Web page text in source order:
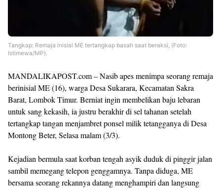
Tangkap: Remaja inisial ME tertangkap basah saat beraksi, (Foto:
Istimewa/MP).
MANDALIKAPOST.com – Nasib apes menimpa seorang remaja
berinisial ME (16), warga Desa Sukarara, Kecamatan Sakra
Barat, Lombok Timur. Berniat ingin membelikan baju lebaran
untuk sang kekasih, ia justru berakhir di sel tahanan setelah
tertangkap tangan menjambret ponsel milik tetangganya di Desa
Montong Beter, Selasa malam (3/3).
Kejadian bermula saat korban tengah asyik duduk di pinggir jalan
sambil memegang telepon genggamnya. Tanpa diduga, ME
bersama seorang rekannya datang menghampiri dan langsung